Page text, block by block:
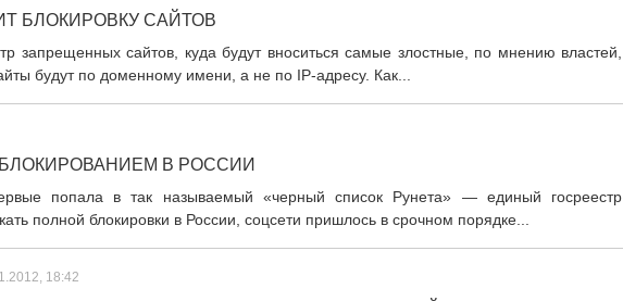
БЛОКИРОВКУ САЙТОВ
запрещенных сайтов, куда будут вноситься самые злостные, по мнению властей,
будут по доменному имени, а не по IP-адресу. Как...
В РОССИИ
попала в так называемый «черный список Рунета» — единый госреестр
полной блокировки в России, соцсети пришлось в срочном порядке...
18:42